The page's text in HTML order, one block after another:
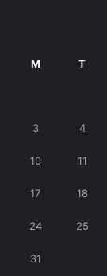
M T
3 4
10 11
17 18
24 25
31